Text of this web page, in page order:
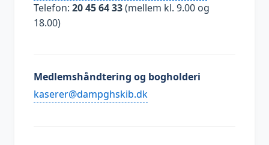
Telefon: 20 45 64 33(mellem kl. 9.00 og
18.00)
Medlemshåndtering og bogholderi
kd.bikshgpmad@reresak